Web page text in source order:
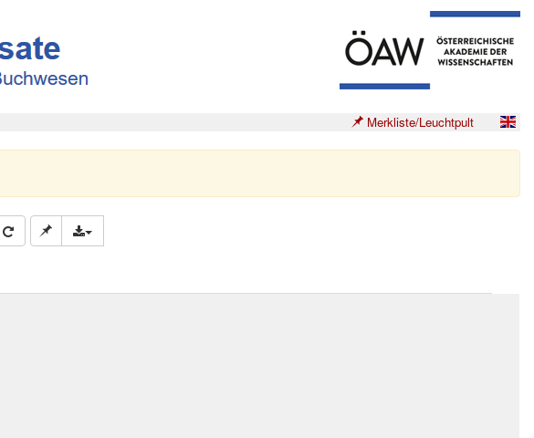
Merkliste/Leuchtpult